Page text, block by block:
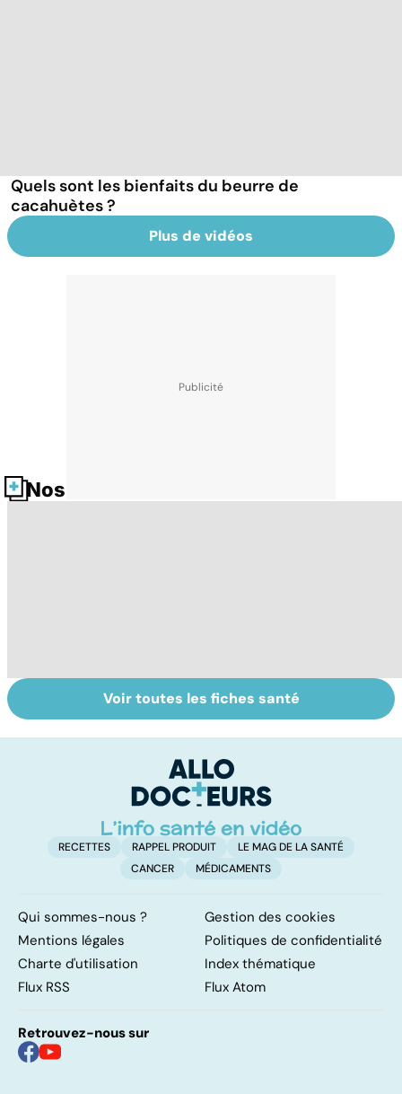
Quels sont les bienfaits du beurre de
cacahuètes ?
Plus de vidéos
Nos fiches santé
Narcolepsie : des
crises de
Maladie de
Huntington : une
neurologique
incurable
Voir toutes les fiches santé
RECETTES RAPPEL PRODUIT
LE MAG DE LA SANTÉ
CANCER
MÉDICAMENTS
Qui sommes-nous ?
Gestion des cookies
Mentions légales
Politiques de confidentialité
Charte d'utilisation
Index thématique
Flux RSS
Flux Atom
Retrouvez-nous sur